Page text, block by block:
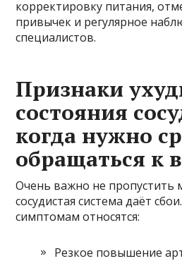
корректировку питания,
привычек и регулярное
специалистов.
Признаки
состояния
когда нужно
обращаться к
Очень важно не пропустить
сосудистая система даёт
симптомам относятся:
Резкое повышение